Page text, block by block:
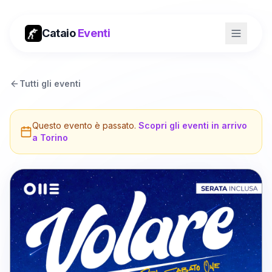
CataioEventi
Tutti gli eventi
Questo evento è passato. Scopri gli eventi in arrivo
a Torino